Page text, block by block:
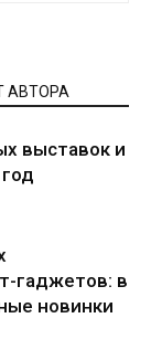
АВТОРА
выставок и
гаджетов: в
новинки